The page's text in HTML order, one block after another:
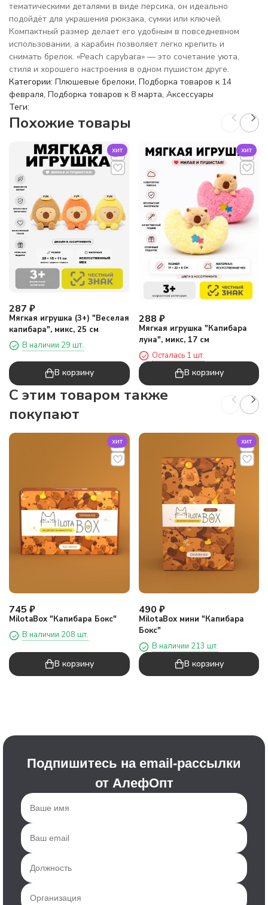
тематическими деталями в виде персика, он идеально
подойдёт для украшения рюкзака, сумки или ключей.
Компактный размер делает его удобным в повседневном
использовании, а карабин позволяет легко крепить и
снимать брелок. «Peach capybara» — это сочетание уюта,
стиля и хорошего настроения в одном пушистом друге.
Категории: Плюшевые брелоки, Подборка товаров к 14
февраля, Подборка товаров к 8 марта, Аксессуары
Теги:
Похожие товары
хит
287 ₽
Мягкая игрушка (3+) "Веселая
капибара", микс, 25 см
В наличии 29 шт.
В корзину
хит
288 ₽
Мягкая игрушка "Капибара
луна", микс, 17 см
Осталась 1 шт.
В корзину
C этим товаром также
покупают
хит
745 ₽
MilotaBox "Капибара Бокс"
В наличии 208 шт.
В корзину
хит
490 ₽
MilotaBox мини "Капибара
Бокс"
В наличии 213 шт.
В корзину
Подпишитесь на email-рассылки
от АлефОпт